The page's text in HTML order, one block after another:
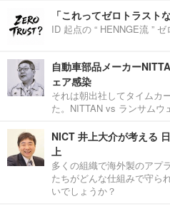
「これってゼロトラスト
ID 起点の “ HENNGE流 ”
自動車部品メーカー
ェア感染
それは朝出社してタイムカ
た。NITTAN vs ランサムウ
NICT 井上大介が考える
上
多くの組織で海外製のアプ
たちがどんな仕組みで守ら
いでしょうか？